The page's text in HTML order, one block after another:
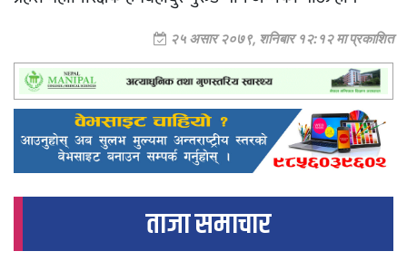
२५ असार २०७९, शनिबार १२:१२ मा प्रकाशित
ताजा समाचार